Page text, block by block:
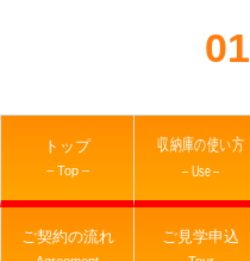
トップ
– Top –
収納庫の使い方
– Use –
ご契約の流れ ご見学申込